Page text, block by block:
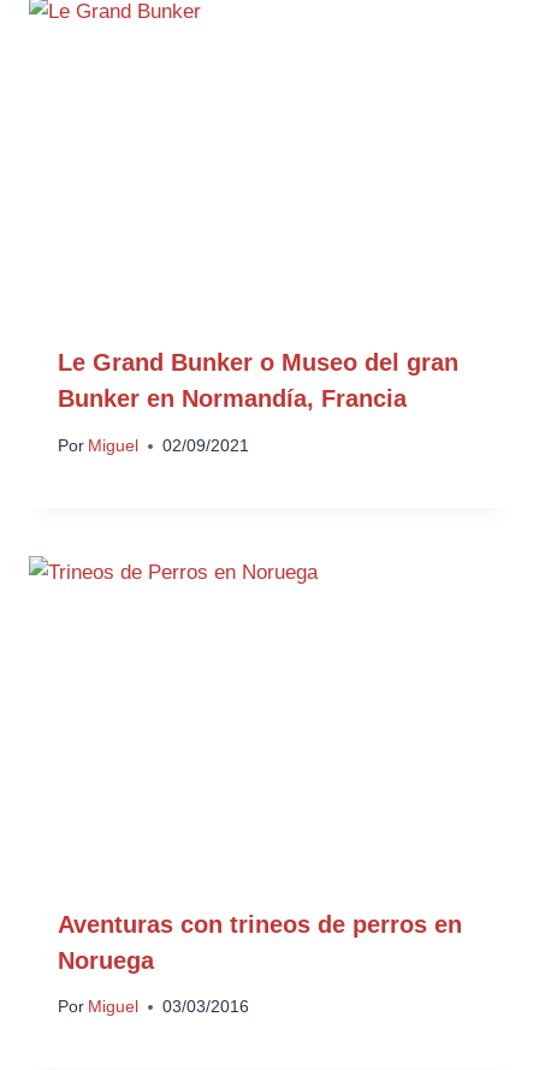
Le Grand Bunker o Museo del gran
Bunker en Normandía, Francia
Por Miguel 02/09/2021
Aventuras con trineos de perros en
Noruega
Por Miguel 03/03/2016